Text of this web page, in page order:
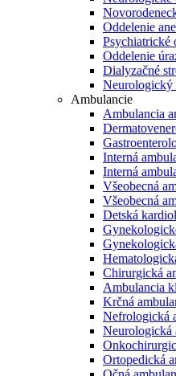
Oddelenie
Psychiatrické
Oddelenie
Dialyzačné
Neurologický
Ambulancie
Ambulancia
Interná
Interná
Všeobecná
Všeobecná
Detská
Chirurgická
Ambulancia
Krčná
Nefrologická
Neurologická
Ortopedická